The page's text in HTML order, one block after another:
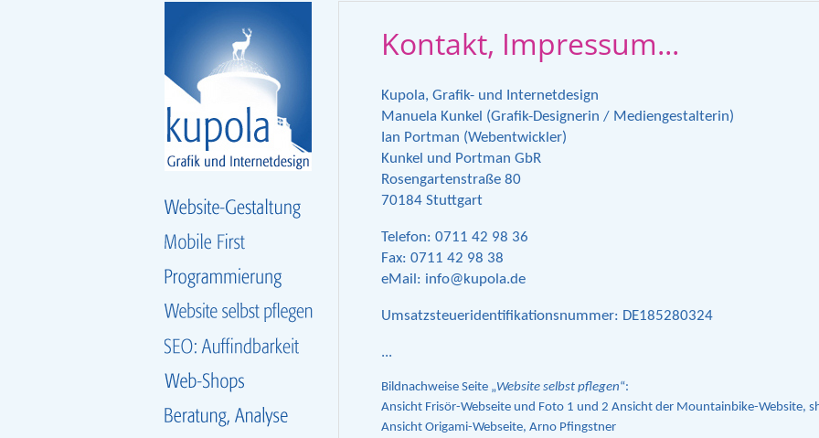
Kontakt, Impressum...
Kupola, Grafik- und Internetdesign
Manuela Kunkel (Grafik-Designerin / Mediengestalterin)
Ian Portman (Webentwickler)
Kunkel und Portman GbR
Rosengartenstraße 80
70184 Stuttgart
Telefon: 0711 42 98 36
Fax: 0711 42 98 38
eMail: info@kupola.de
Umsatzsteueridentifikationsnummer: DE185280324
...
Bildnachweise Seite „Website selbst pflegen“:
Ansicht Frisör-Webseite und Foto 1 und 2 Ansicht der Mountainbike-Website,
Ansicht Origami-Webseite, Arno Pfingstner